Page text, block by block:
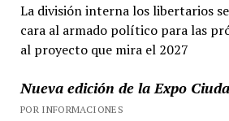
La división interna los libertarios
cara al armado político para las
al proyecto que mira el 2027
Nueva edición de la Expo
POR INFORMACIONES